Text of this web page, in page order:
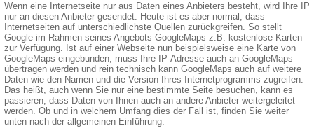
Wenn eine Internetseite nur aus Daten eines Anbieters besteht, wird Ihre IP
nur an diesen Anbieter gesendet. Heute ist es aber normal, dass
Internetseiten auf unterschiedlichste Quellen zurückgreifen. So stellt
Google im Rahmen seines Angebots GoogleMaps z.B. kostenlose Karten
zur Verfügung. Ist auf einer Webseite nun beispielsweise eine Karte von
GoogleMaps eingebunden, muss Ihre IP-Adresse auch an GoogleMaps
übertragen werden und rein technisch kann GoogleMaps auch auf weitere
Daten wie den Namen und die Version Ihres Internetprogramms zugreifen.
Das heißt, auch wenn Sie nur eine bestimmte Seite besuchen, kann es
passieren, dass Daten von Ihnen auch an andere Anbieter weitergeleitet
werden. Ob und in welchem Umfang dies der Fall ist, finden Sie weiter
unten nach der allgemeinen Einführung.